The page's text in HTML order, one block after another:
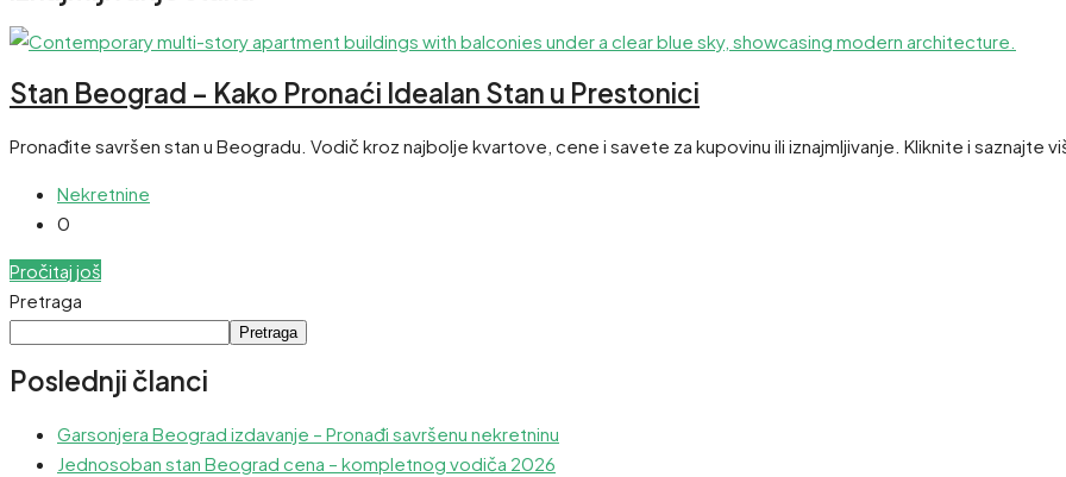
Stan Beograd – Kako Pronaći Idealan Stan u Prestonici
Pronađite savršen stan u Beogradu. Vodič kroz najbolje kvartove, cene i savete za kupovinu ili iznajmljivanje. Kliknite i saznajte
Nekretnine
0
Pročitaj još
Pretraga
Pretraga
Poslednji članci
Garsonjera Beograd izdavanje – Pronađi savršenu nekretninu
Jednosoban stan Beograd cena – kompletnog vodiča 2026